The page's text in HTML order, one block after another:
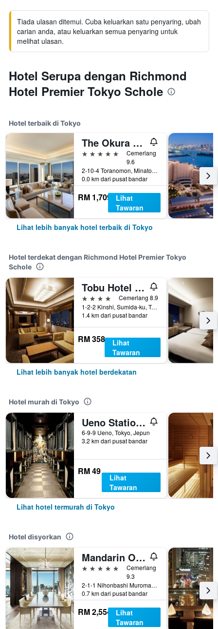
Tiada ulasan ditemui. Cuba keluarkan satu penyaring, ubah
carian anda, atau keluarkan semua penyaring untuk
melihat ulasan.
Hotel Serupa dengan Richmond
Hotel Premier Tokyo Schole
Hotel terbaik di Tokyo
The Okura Tokyo
5 bintang
Cemerlang
9.6
2-10-4 Toranomon, Minato-ku, Tokyo, Jepun
0.0 km dari pusat bandar
RM 1,709
Lihat
Tawaran
Lihat lebih banyak hotel terbaik di Tokyo
Hotel terdekat dengan Richmond Hotel Premier Tokyo
Schole
Tobu Hotel Levant Tokyo
4 bintang
Cemerlang 8.9
1-2-2 Kinshi, Sumida-ku, Tokyo, Jepun
1.4 km dari pusat bandar
RM 358
Lihat
Tawaran
Lihat lebih banyak hotel berdekatan
Hotel murah di Tokyo
Ueno Station Hostel Oriental 1 Male Only
6-9-9 Ueno, Tokyo, Jepun
3.2 km dari pusat bandar
RM 49
Lihat
Tawaran
Lihat hotel termurah di Tokyo
Hotel disyorkan
Mandarin Oriental, Tokyo
5 bintang
Cemerlang
9.3
2-1-1 Nihonbashi Muromachi, Tokyo, Jepun
0.7 km dari pusat bandar
RM 2,554
Lihat
Tawaran